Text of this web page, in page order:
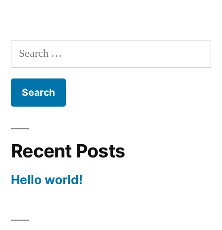
Search
for:
Recent Posts
Hello world!